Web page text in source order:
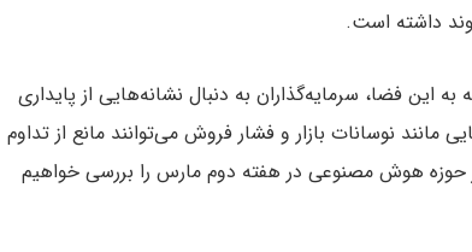
داشته است.
این فضا، سرمایه‌گذاران به دنبال نشانه‌هایی از پایداری
نوسانات بازار و فشار فروش می‌توانند مانع از تداوم
ادامه این مطلب، عملکرد ۳ توکن برتر حوزه هوش مصنوعی در هفته دوم مارس را بررسی خواهیم